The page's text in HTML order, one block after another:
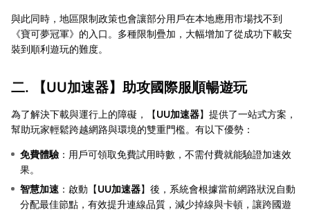
與此同時，地區限制政策也會讓部分用戶在本地應用市場找不到
《寶可夢冠軍》的入口。多種限制疊加，大幅增加了從成功下載安
裝到順利遊玩的難度。
二. 【UU加速器】助攻國際服順暢遊玩
為了解決下載與運行上的障礙，【UU加速器】提供了一站式方案，
幫助玩家輕鬆跨越網路與環境的雙重門檻。有以下優勢：
免費體驗 ：用戶可領取免費試用時數，不需付費就能驗證加速效
果。
智慧加速 ：啟動【UU加速器】後，系統會根據當前網路狀況自動
分配最佳節點，有效提升連線品質，減少掉線與卡頓，讓跨國遊